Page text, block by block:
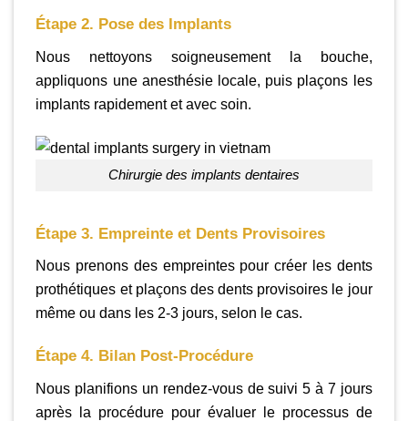
Étape 2. Pose des Implants
Nous nettoyons soigneusement la bouche,
appliquons une anesthésie locale, puis plaçons les
implants rapidement et avec soin.
chirurgie des implants dentaires
Étape 3. Empreinte et Dents Provisoires
Nous prenons des empreintes pour créer les dents
prothétiques et plaçons des dents provisoires le jour
même ou dans les 2-3 jours, selon le cas.
Étape 4. Bilan Post-Procédure
Nous planifions un rendez-vous de suivi 5 à 7 jours
après la procédure pour évaluer le processus de